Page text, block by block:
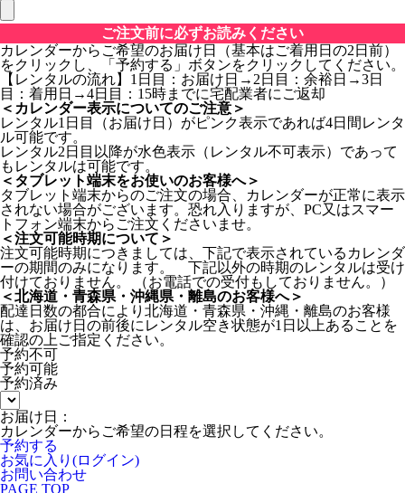
ご注文前に必ずお読みください
カレンダーからご希望のお届け日（基本はご着用日の2日前）
をクリックし、「予約する」ボタンをクリックしてください。
【レンタルの流れ】1日目：お届け日→2日目：余裕日→3日
目：着用日→4日目：15時までに宅配業者にご返却
＜カレンダー表示についてのご注意＞
レンタル1日目（お届け日）がピンク表示であれば4日間レンタ
ル可能です。
レンタル2日目以降が水色表示（レンタル不可表示）であって
もレンタルは可能です。
＜タブレット端末をお使いのお客様へ＞
タブレット端末からのご注文の場合、カレンダーが正常に表示
されない場合がございます。恐れ入りますが、PC又はスマー
トフォン端末からご注文くださいませ。
＜注文可能時期について＞
注文可能時期につきましては、下記で表示されているカレンダ
ーの期間のみになります。 下記以外の時期のレンタルは受け
付けておりません。 （お電話での受付もしておりません。）
＜北海道・青森県・沖縄県・離島のお客様へ＞
配達日数の都合により北海道・青森県・沖縄・離島のお客様
は、お届け日の前後にレンタル空き状態が1日以上あることを
確認の上ご指定ください。
予約不可
予約可能
予約済み
お届け日：
カレンダーからご希望の日程を選択してください。
予約する
お気に入り(ログイン)
お問い合わせ
PAGE TOP